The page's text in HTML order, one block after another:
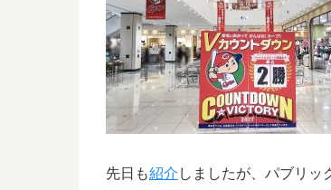
先日も紹介 しましたが、パブリッ